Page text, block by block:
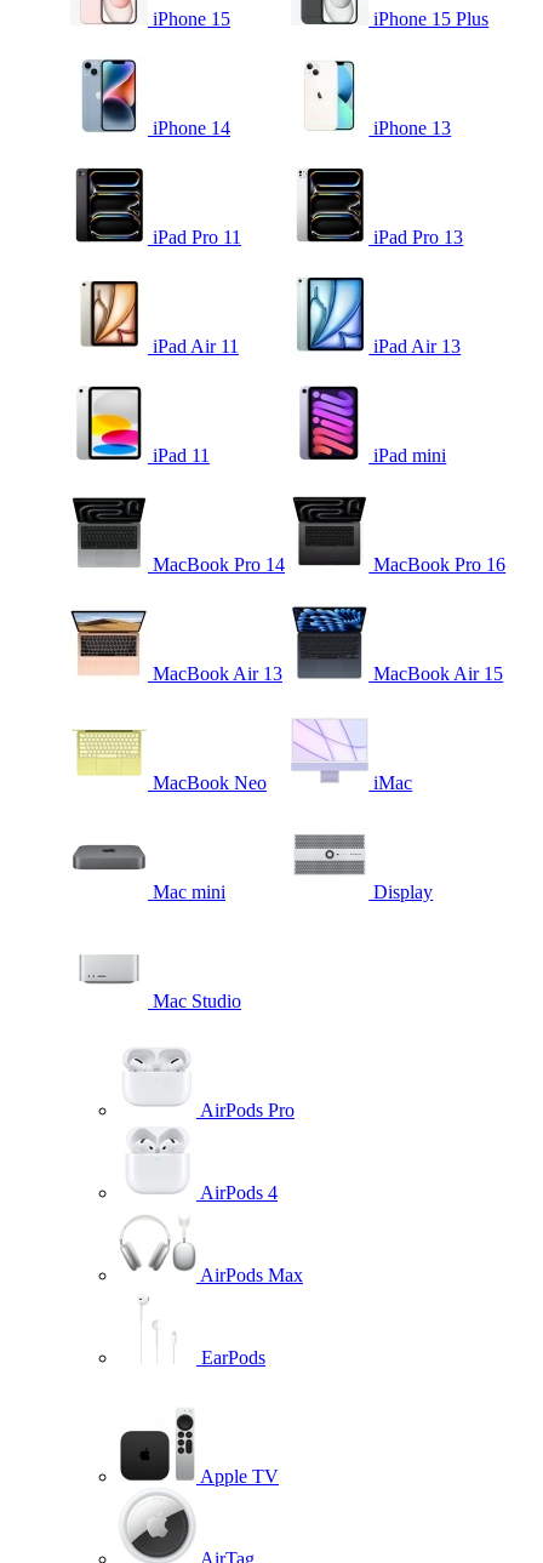
iPhone 15 iPhone 15 Plus
iPhone 14 iPhone 13
iPad Pro 11 iPad Pro 13
iPad Air 11 iPad Air 13
iPad 11 iPad mini
MacBook Pro 14 MacBook Pro 16
MacBook Air 13 MacBook Air 15
MacBook Neo iMac
Mac mini Display
Mac Studio
AirPods Pro
AirPods 4
AirPods Max
EarPods
Apple TV